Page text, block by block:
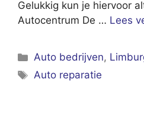
Gelukkig kun je hiervoor
Autocentrum De … Lees
Categorieën
Auto bedrijven,
Tags
Auto reparatie